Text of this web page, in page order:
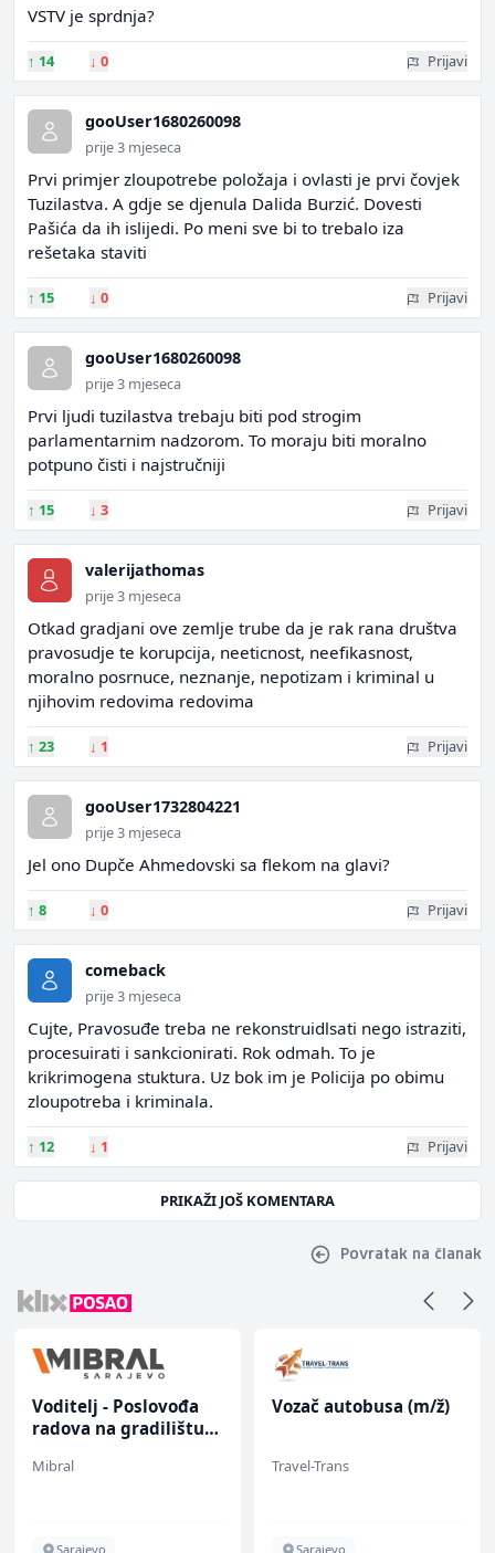
VSTV je sprdnja?
↑ 14 ↓ 0 Prijavi
gooUser1680260098
prije 3 mjeseca
Prvi primjer zloupotrebe položaja i ovlasti je prvi čovjek
Tuzilastva. A gdje se djenula Dalida Burzić. Dovesti
Pašića da ih islijedi. Po meni sve bi to trebalo iza
rešetaka staviti
↑ 15 ↓ 0 Prijavi
gooUser1680260098
prije 3 mjeseca
Prvi ljudi tuzilastva trebaju biti pod strogim
parlamentarnim nadzorom. To moraju biti moralno
potpuno čisti i najstručniji
↑ 15 ↓ 3 Prijavi
valerijathomas
prije 3 mjeseca
Otkad gradjani ove zemlje trube da je rak rana društva
pravosudje te korupcija, neeticnost, neefikasnost,
moralno posrnuce, neznanje, nepotizam i kriminal u
njihovim redovima redovima
↑ 23 ↓ 1 Prijavi
gooUser1732804221
prije 3 mjeseca
Jel ono Dupče Ahmedovski sa flekom na glavi?
↑ 8 ↓ 0 Prijavi
comeback
prije 3 mjeseca
Cujte, Pravosuđe treba ne rekonstruidlsati nego istraziti,
procesuirati i sankcionirati. Rok odmah. To je
krikrimogena stuktura. Uz bok im je Policija po obimu
zloupotreba i kriminala.
↑ 12 ↓ 1 Prijavi
PRIKAŽI JOŠ KOMENTARA
Povratak na članak
Voditelj - Poslovođa
radova na gradilištu
Mibral
Sarajevo
Vozač autobusa (m/ž)
Travel-Trans
Sarajevo